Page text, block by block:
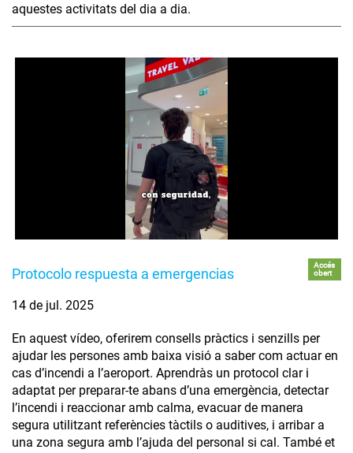
aquestes activitats del dia a dia.
Protocolo respuesta a emergencias
Accés
obert
14 de jul. 2025
En aquest vídeo, oferirem consells pràctics i senzills per
ajudar les persones amb baixa visió a saber com actuar en
cas d’incendi a l’aeroport. Aprendràs un protocol clar i
adaptat per preparar-te abans d’una emergència, detectar
l’incendi i reaccionar amb calma, evacuar de manera
segura utilitzant referències tàctils o auditives, i arribar a
una zona segura amb l’ajuda del personal si cal. També et